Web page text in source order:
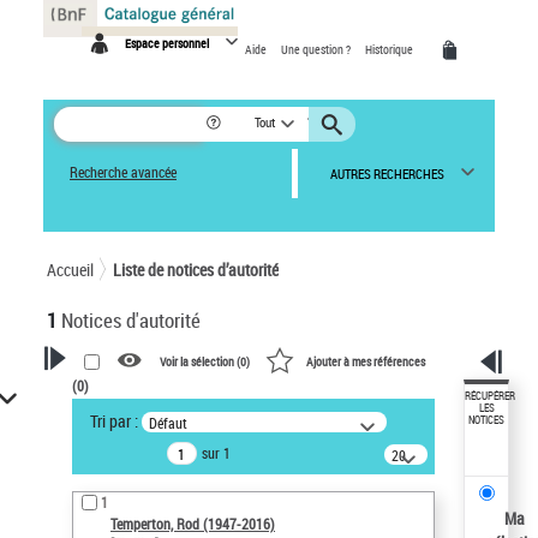
Espace personnel Aide Une question ? Historique
Tout
Recherche avancée AUTRES RECHERCHES
Accueil Liste de notices d’autorité
1 Notices d'autorité
VOTRE RECHERCHE
Recherche avancée dans les
notices d’autorité
Œuvres liées à l'auteur :
Temperton, Rod (1947-2016)
Voir la sélection (0) Ajouter à mes références
(0)
Tri par : Défaut
sur 1
20
résultats/page
1
Temperton, Rod (1947-2016)
RÉCUPÉRER
LES
NOTICES
Ma
Panneau de gestion des cookies